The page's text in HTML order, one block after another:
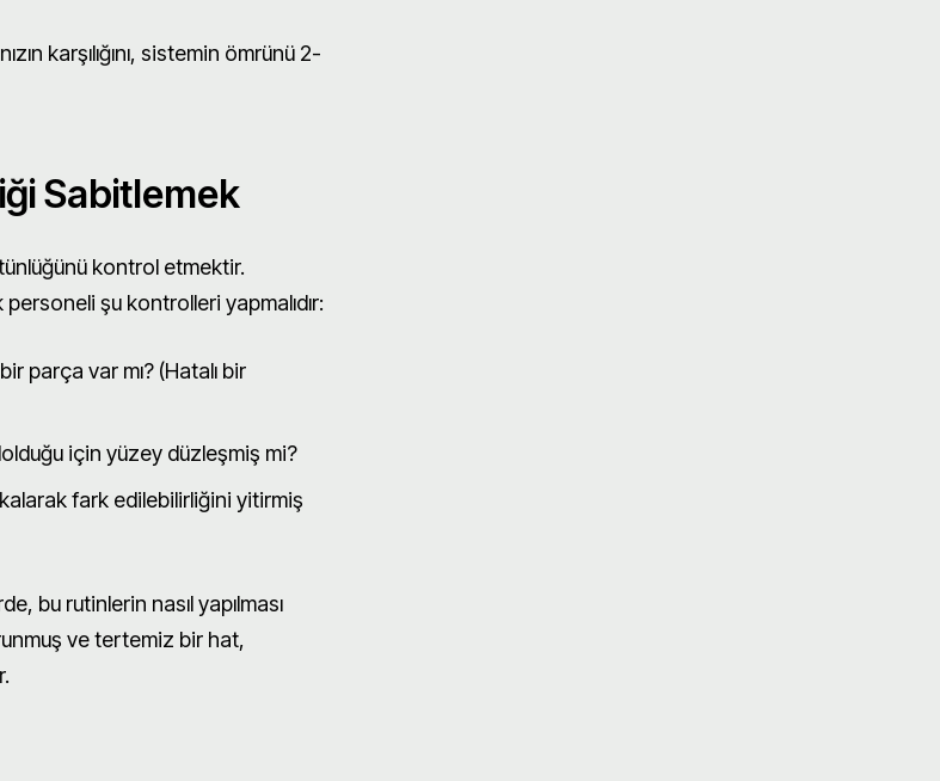
karşılığını, sistemin ömrünü 2-
Sabitlemek
kontrol etmektir.
şu kontrolleri yapmalıdır:
parça var mı? (Hatalı bir
için yüzey düzleşmiş mi?
fark edilebilirliğini yitirmiş
bu rutinlerin nasıl yapılması
ve tertemiz bir hat,